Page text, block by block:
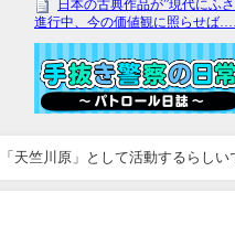
天竺川原」として活動するらしい